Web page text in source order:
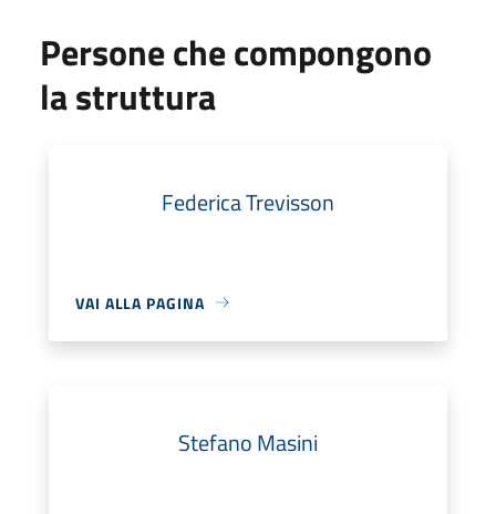
Persone che compongono
la struttura
Federica Trevisson
VAI ALLA PAGINA
Stefano Masini